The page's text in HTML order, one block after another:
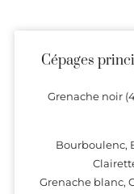
Cépages
Grenache noir
Bourboulenc,
Grenache blanc,